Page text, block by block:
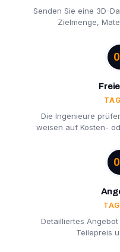
Senden Sie eine 3D-
Zielmenge,
Die Ingenieure
weisen auf Kosten-
Detailliertes
Teilepreis